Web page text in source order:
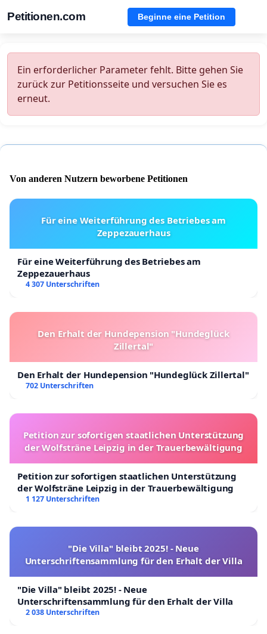
Petitionen.com Beginne eine Petition
Ein erforderlicher Parameter fehlt. Bitte gehen Sie
zurück zur Petitionsseite und versuchen Sie es
erneut.
Von anderen Nutzern beworbene Petitionen
Für eine Weiterführung des Betriebes am
Zeppezauerhaus
Für eine Weiterführung des Betriebes am
Zeppezauerhaus
4 307 Unterschriften
Den Erhalt der Hundepension "Hundeglück
Zillertal"
Den Erhalt der Hundepension "Hundeglück Zillertal"
702 Unterschriften
Petition zur sofortigen staatlichen Unterstützung
der Wolfsträne Leipzig in der Trauerbewältigung
Petition zur sofortigen staatlichen Unterstützung
der Wolfsträne Leipzig in der Trauerbewältigung
1 127 Unterschriften
"Die Villa" bleibt 2025! - Neue
Unterschriftensammlung für den Erhalt der Villa
"Die Villa" bleibt 2025! - Neue
Unterschriftensammlung für den Erhalt der Villa
2 038 Unterschriften